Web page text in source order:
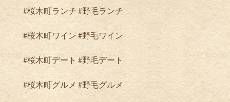
#桜木町ランチ #野毛ランチ
#桜木町ワイン #野毛ワイン
#桜木町デート #野毛デート
#桜木町グルメ #野毛グルメ